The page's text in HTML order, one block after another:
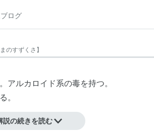
ログ
のすずくさ 】
アルカロイド系の毒を持つ。
。
説の続きを読む